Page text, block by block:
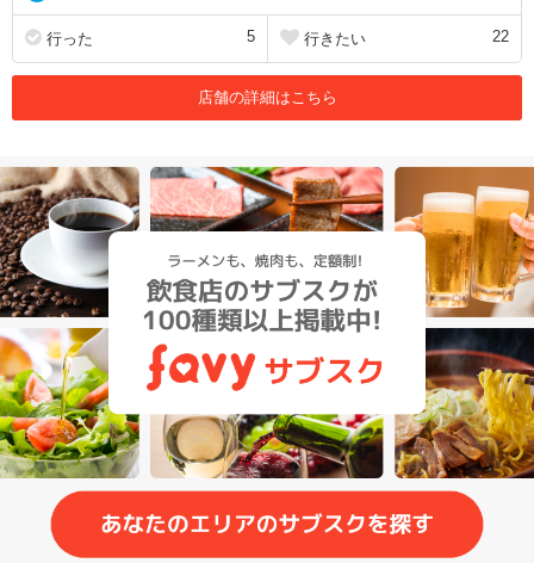
行った 5 行きたい 22
店舗の詳細はこちら